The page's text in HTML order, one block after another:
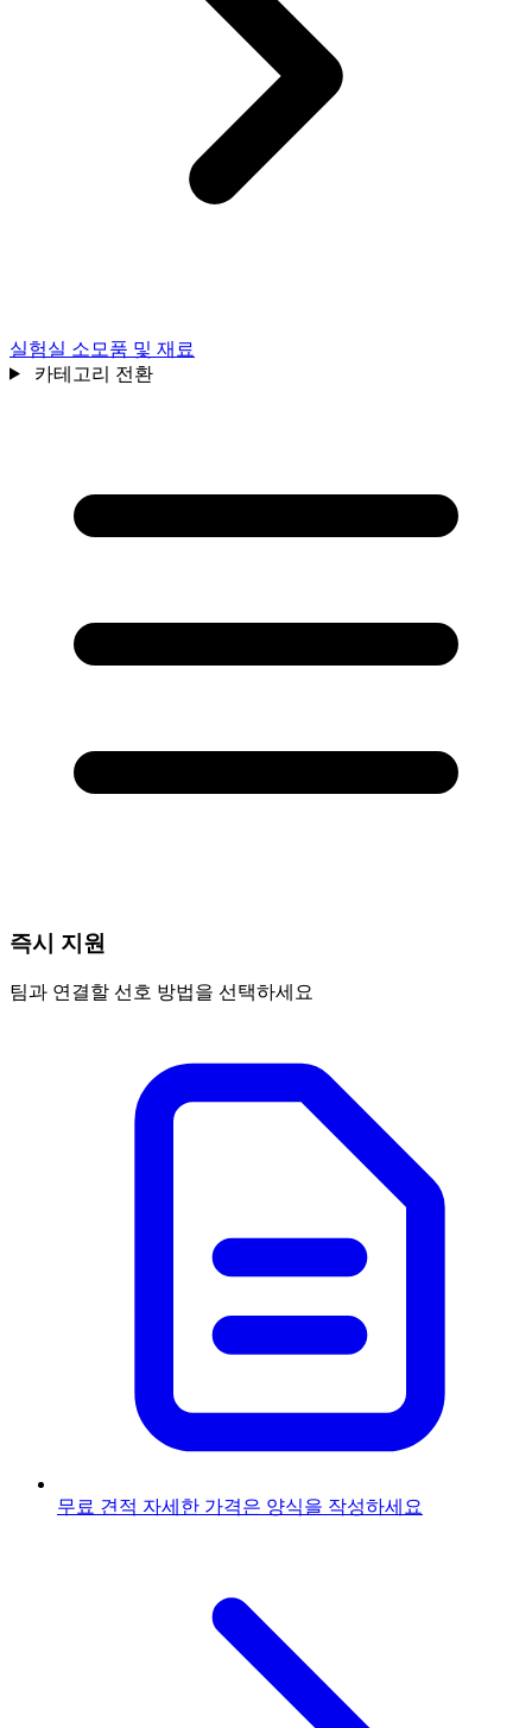
실험실 소모품 및 재료
카테고리 전환
즉시 지원
팀과 연결할 선호 방법을 선택하세요
무료 견적 자세한 가격은 양식을 작성하세요